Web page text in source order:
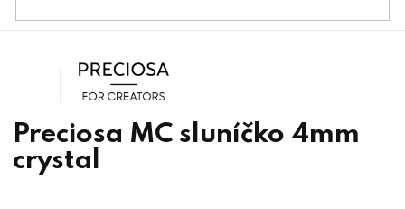
Preciosa® MC Korálky /
Preciosa MC sluníčko 4mm
crystal
Preciosa